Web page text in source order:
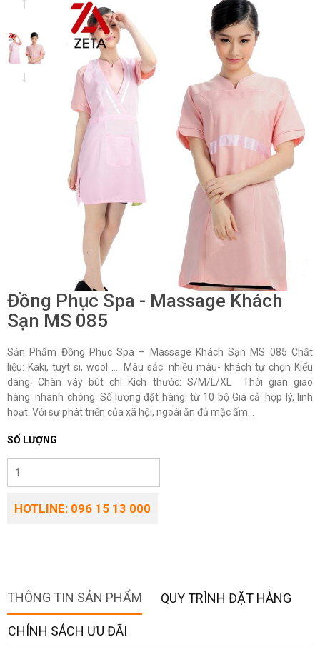
Đồng Phục Spa - Massage Khách
Sạn MS 085
Sản Phẩm Đồng Phục Spa – Massage Khách Sạn MS 085 Chất
liệu: Kaki, tuýt si, wool …. Màu sắc: nhiều màu- khách tự chọn Kiểu
dáng: Chân váy bút chì Kích thước: S/M/L/XL Thời gian giao
hàng: nhanh chóng. Số lượng đặt hàng: từ 10 bộ Giá cả: hợp lý, linh
hoạt. Với sự phát triển của xã hội, ngoài ăn đủ mặc ấm...
SỐ LƯỢNG
HOTLINE: 096 15 13 000
THÔNG TIN SẢN PHẨM QUY TRÌNH ĐẶT HÀNG
CHÍNH SÁCH ƯU ĐÃI